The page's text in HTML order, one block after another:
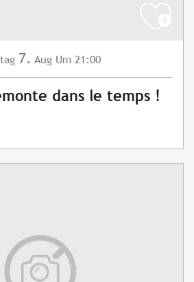
7. Aug Um 21:00
dans le temps !